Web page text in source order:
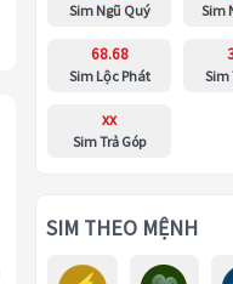
Sim Ngũ Quý Sim
68.68
Sim Lộc Phát Sim
xx
Sim Trả Góp
SIM THEO MỆNH